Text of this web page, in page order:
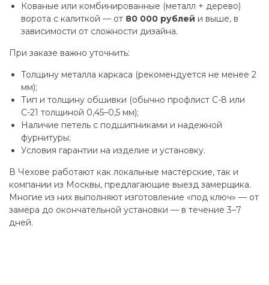
Кованые или комбинированные (металл + дерево)
ворота с калиткой — от 80 000 рублей и выше, в
зависимости от сложности дизайна.
При заказе важно уточнить:
Толщину металла каркаса (рекомендуется не менее 2
мм);
Тип и толщину обшивки (обычно профлист С-8 или
С-21 толщиной 0,45–0,5 мм);
Наличие петель с подшипниками и надежной
фурнитуры;
Условия гарантии на изделие и установку.
В Чехове работают как локальные мастерские, так и
компании из Москвы, предлагающие выезд замерщика.
Многие из них выполняют изготовление «под ключ» — от
замера до окончательной установки — в течение 3–7
дней.